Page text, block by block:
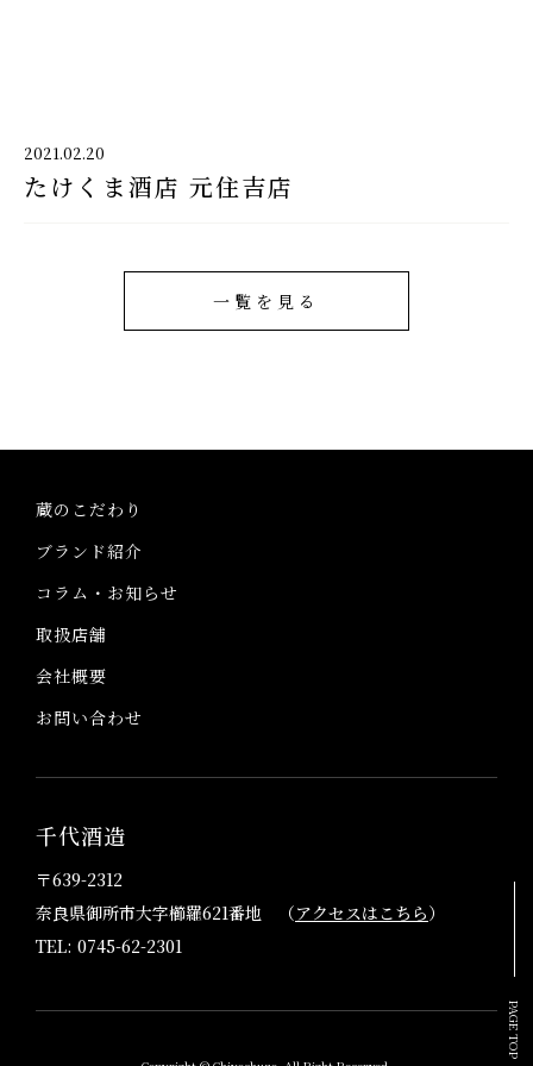
千代酒造トップ
ブランド紹介
お問い合わせ
2021.02.20
たけくま酒店 元住吉店
一覧を見る
蔵のこだわり
ブランド紹介
コラム・お知らせ
取扱店舗
会社概要
お問い合わせ
千代酒造
〒639-2312
奈良県御所市大字櫛羅621番地 （アクセスはこちら）
TEL: 0745-62-2301
PAGE TOP